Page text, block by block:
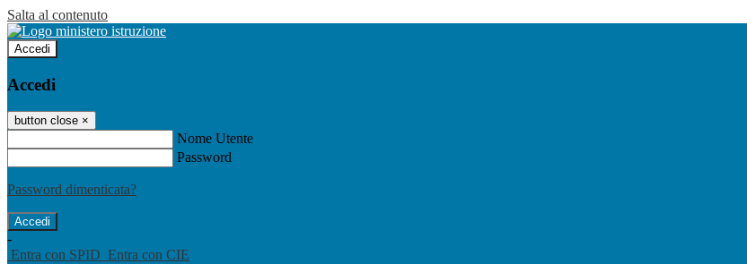
Salta al contenuto
Accedi
Accedi
button close ×
Nome Utente
Password
Password dimenticata?
-
Entra con SPID Entra con CIE